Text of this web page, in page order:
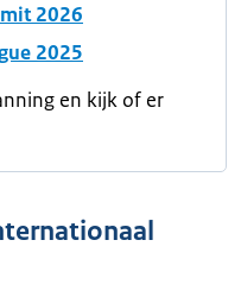
2026
2025
en kijk of er